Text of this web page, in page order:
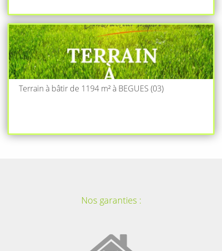
Terrain à bâtir de 1194 m² à BEGUES (03)
Nos garanties :